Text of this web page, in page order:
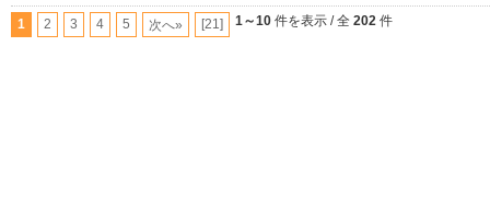
1 2 3 4 5 次へ» [21] 1～10 件を表示 / 全 202 件